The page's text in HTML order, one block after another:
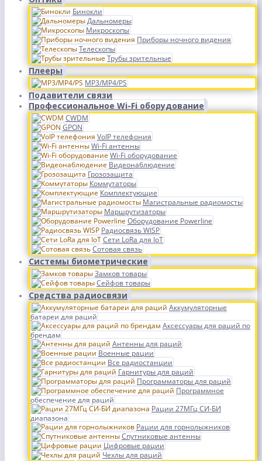
Бинокли
Дальномеры
Микроскопы
Приборы ночного видения
Телескопы
Трубы зрительные
Плееры
MP3/MP4/PS
Подавители связи
Профессиональное Wi-Fi оборудование
CWDM
GPON
VoIP телефония
Wi-Fi антенны
Wi-Fi оборудование
Видеонаблюдение
Грозозащита
Коммутаторы
Комплектующие
Магистральные радиомосты
Маршрутизаторы
Оборудование Powerline
Радиосвязь WISP
Сети LoRa для IoT
Сотовая связь
Системы биометрические
Замков товары
Сейфов товары
Средства радиосвязи
Аккумуляторные
батареи для раций
Аксессуары для раций по
брендам
Антенны для раций
Военные рации
Все радиостанции
Гарнитуры для раций
Программаторы для раций
Программное
обеспечение для раций
Рации 27МГц СИ-БИ
диапазона
Рации для горнолыжников
Спутниковые антенны
Цифровые рации
Чехлы для раций